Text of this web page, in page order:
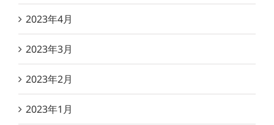
2023年4月
2023年3月
2023年2月
2023年1月